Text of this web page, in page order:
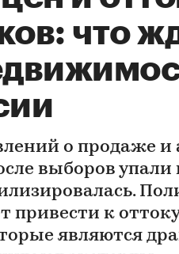
что
о продаже и
выборов упали
привести к
являются